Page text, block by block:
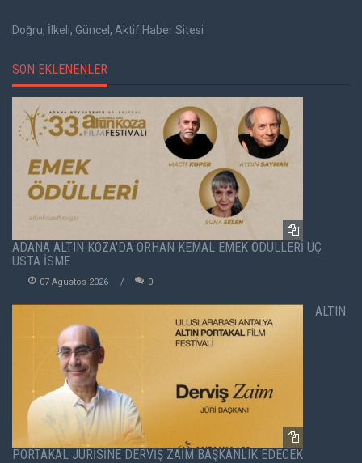
Doğru, İlkeli, Güncel, Aktif Haber Sitesi
SON EKLENENLER
ADANA ALTIN KOZA'DA ORHAN KEMAL EMEK ÖDÜLLERİ ÜÇ
USTA İSME
07 Agustos 2026 0
ALTIN
PORTAKAL JÜRİSİNE DERVİŞ ZAİM BAŞKANLIK EDECEK